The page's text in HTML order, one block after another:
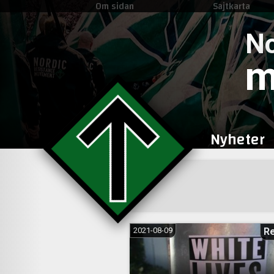
Om sidan Sajtkarta
Nyheter
2021-08-09